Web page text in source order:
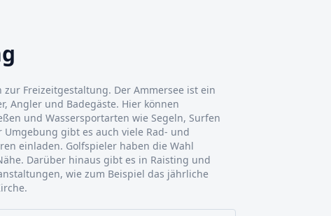
Freizeitgestaltung. Der Ammersee ist ein
Angler und Badegäste. Hier können
und Wassersportarten wie Segeln, Surfen
gibt es auch viele Rad- und
einladen. Golfspieler haben die Wahl
Darüber hinaus gibt es in Raisting und
wie zum Beispiel das jährliche